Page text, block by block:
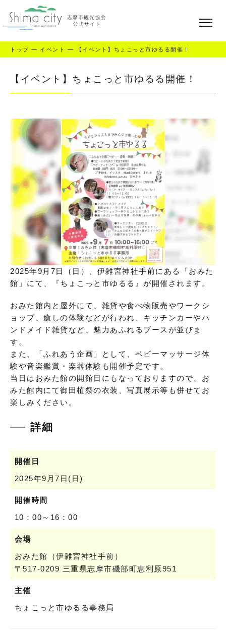
トップ — イベント — 【イベント】ちょこっと市ゆるる開催！
【イベント】ちょこっと市ゆるる開催！
2025年9月7日（日）、伊雑宮神社手前にある「おみた
館」にて、『ちょこっと市ゆるる』が開催されます。
おみた館内と屋外にて、雑貨や食べ物販売やワークシ
ョップ、癒しの体験などが行われ、キッチンカーやハ
ンドメイド雑貨など、魅力あふれるブースが並びま
す。
また、「ふれあう企画」として、ベビーマッサージ体
験や音楽鑑賞・楽器体験も開催予定です。
当日はおみた館の開館日にもなっておりますので、お
みた館内にて御田植祭の衣装、写真展示等も併せてお
楽しみください。
詳細
開催日
2025年9月7日(日)
開催時間
10：00～16：00
会場
おみた館（伊雑宮神社手前）
〒517-0209 三重県志摩市磯部町恵利原951
主催
ちょこっと市ゆるる事務局